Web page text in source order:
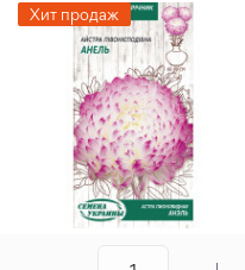
Хит продаж